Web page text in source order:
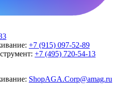
+7 (915) 097-52-89
+7 (495) 720-54-13
ShopAGA.Corp@amag.ru